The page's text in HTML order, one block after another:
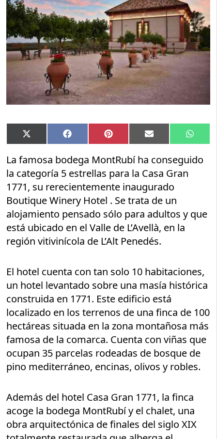
Compartir
en
X
(Twitter)
Compartir
en
Facebook Compartir
en
Pinterest Compartir
en
Email
en
La famosa bodega MontRubí ha conseguido
la categoría 5 estrellas para la Casa Gran
1771, su rerecientemente inaugurado
Boutique Winery Hotel . Se trata de un
alojamiento pensado sólo para adultos y que
está ubicado en el Valle de L’Avellà, en la
región vitivinícola de L’Alt Penedés.
El hotel cuenta con tan solo 10 habitaciones,
un hotel levantado sobre una masía histórica
construida en 1771. Este edificio está
localizado en los terrenos de una finca de 100
hectáreas situada en la zona montañosa más
famosa de la comarca. Cuenta con viñas que
ocupan 35 parcelas rodeadas de bosque de
pino mediterráneo, encinas, olivos y robles.
Además del hotel Casa Gran 1771, la finca
acoge la bodega MontRubí y el chalet, una
obra arquitectónica de finales del siglo XIX